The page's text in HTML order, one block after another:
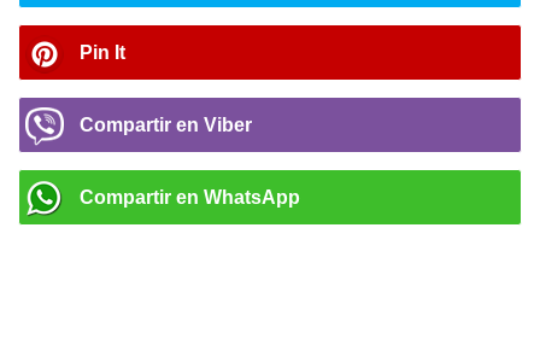
Pin It
Compartir en Viber
Compartir en WhatsApp